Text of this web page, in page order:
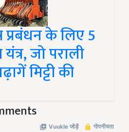
के लिए 5
जो पराली
मिट्टी की